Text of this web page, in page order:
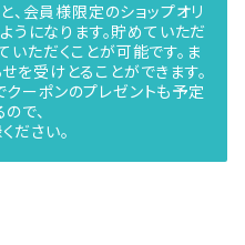
、会員様限定のショップオリ
うになります。貯めていただ
いただくことが可能です。ま
を受けとることができます。
ーポンのプレゼントも予定
で、
ださい。